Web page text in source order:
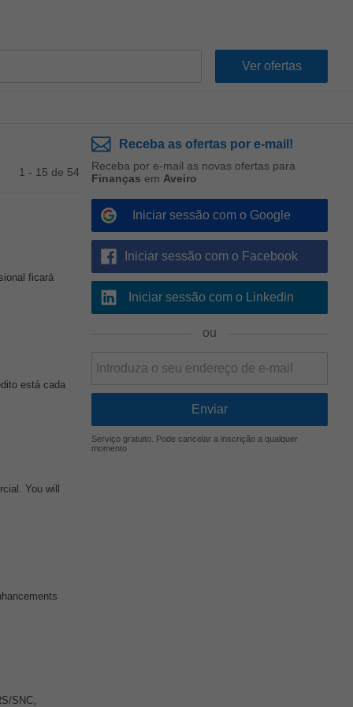
1 - 15 de 54
ficará
está cada
You will
SNC,
Receba as ofertas por e-mail!
Receba por e-mail as novas ofertas para
Finanças em Aveiro
Iniciar sessão com o Google
Iniciar sessão com o Facebook
Iniciar sessão com o Linkedin
ou
Serviço gratuito. Pode cancelar a inscrição a qualquer
momento